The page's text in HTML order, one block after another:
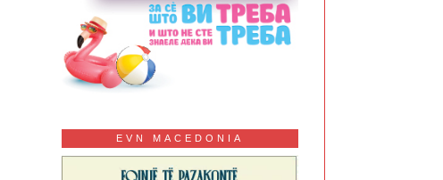
EVN MACEDONIA